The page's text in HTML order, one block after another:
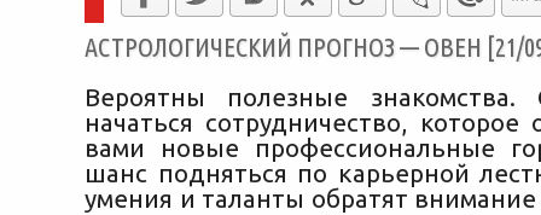
АСТРОЛОГИЧЕСКИЙ ПРОГНОЗ — ОВЕН [21/
Вероятны полезные
начаться сотрудничество, которое
вами новые профессиональные
шанс подняться по карьерной
умения и таланты обратят